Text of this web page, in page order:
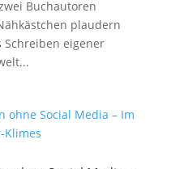
Buchautoren
plaudern
Schreiben eigener